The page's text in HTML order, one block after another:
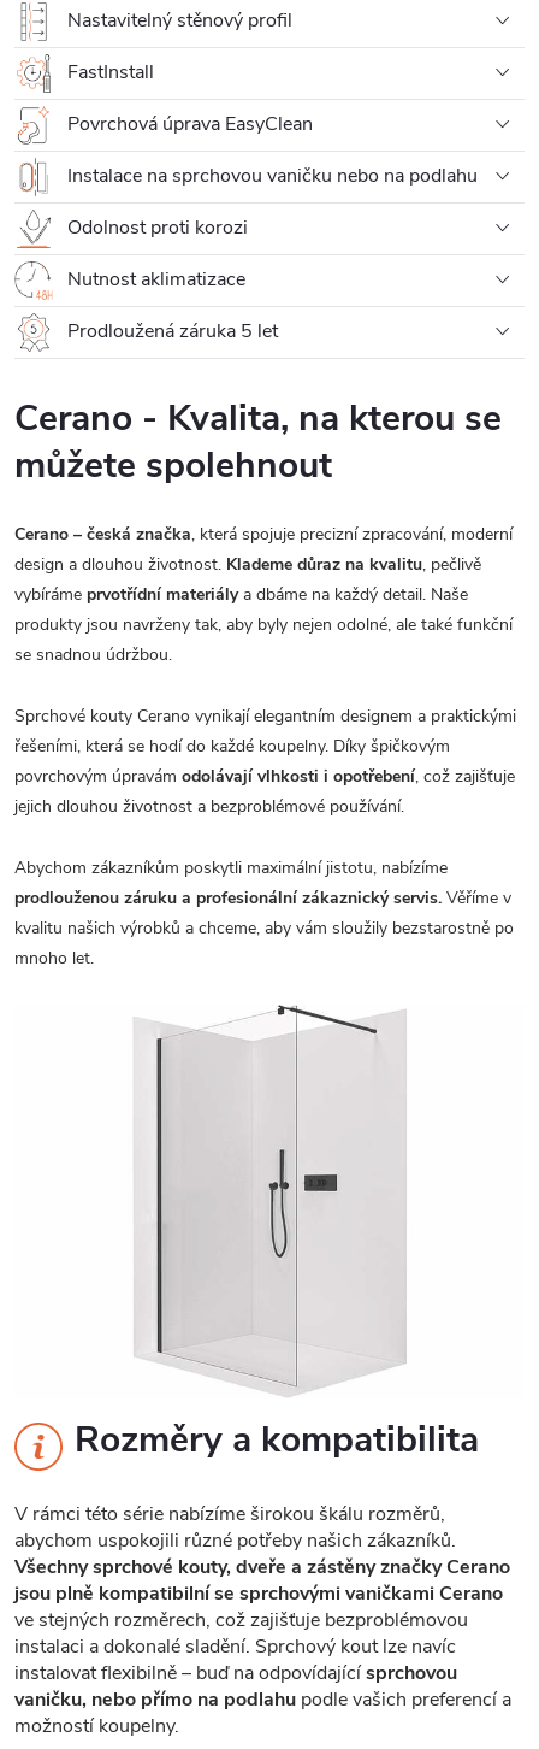
Nastavitelný stěnový profil
FastInstall
Povrchová úprava EasyClean
Instalace na sprchovou vaničku nebo na podlahu
Odolnost proti korozi
Nutnost aklimatizace
Prodloužená záruka 5 let
Cerano - Kvalita, na kterou se
můžete spolehnout
Cerano – česká značka, která spojuje precizní zpracování, moderní
design a dlouhou životnost. Klademe důraz na kvalitu, pečlivě
vybíráme prvotřídní materiálya dbáme na každý detail. Naše
produkty jsou navrženy tak, aby byly nejen odolné, ale také funkční
se snadnou údržbou.
Sprchové kouty Cerano vynikají elegantním designem a praktickými
řešeními, která se hodí do každé koupelny. Díky špičkovým
povrchovým úpravám odolávají vlhkosti i opotřebení, což zajišťuje
jejich dlouhou životnost a bezproblémové používání.
Abychom zákazníkům poskytli maximální jistotu, nabízíme
prodlouženou záruku a profesionální zákaznický servis. Věříme v
kvalitu našich výrobků a chceme, aby vám sloužily bezstarostně po
mnoho let.
Rozměry a kompatibilita
V rámci této série nabízíme širokou škálu rozměrů,
abychom uspokojili různé potřeby našich zákazníků.
Všechny sprchové kouty, dveře a zástěny značky Cerano
jsou plně kompatibilní se sprchovými vaničkami Cerano
ve stejných rozměrech, což zajišťuje bezproblémovou
instalaci a dokonalé sladění. Sprchový kout lze navíc
instalovat flexibilně – buď na odpovídajícísprchovou
vaničku, nebo přímo na podlahu podle vašich preferencí a
možností koupelny.